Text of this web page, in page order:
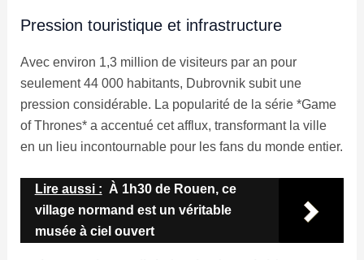
Pression touristique et infrastructure
Avec environ 1,3 million de visiteurs par an pour
seulement 44 000 habitants, Dubrovnik subit une
pression considérable. La popularité de la série *Game
of Thrones* a accentué cet afflux, transformant la ville
en un lieu incontournable pour les fans du monde entier.
Lire aussi : À 1h30 de Rouen, ce
village normand est un véritable
musée à ciel ouvert